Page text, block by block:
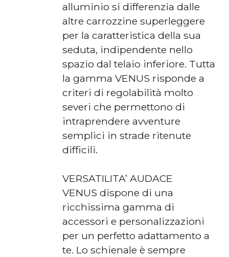
alluminio si differenzia dalle
altre carrozzine superleggere
per la caratteristica della sua
seduta, indipendente nello
spazio dal telaio inferiore. Tutta
la gamma VENUS risponde a
criteri di regolabilità molto
severi che permettono di
intraprendere avventure
semplici in strade ritenute
difficili.
VERSATILITA’ AUDACE
VENUS dispone di una
ricchissima gamma di
accessori e personalizzazioni
per un perfetto adattamento a
te. Lo schienale è sempre